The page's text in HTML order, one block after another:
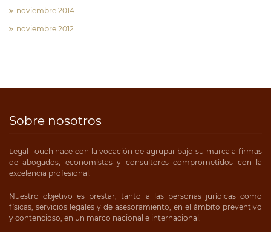
noviembre 2014
noviembre 2012
Sobre nosotros
Legal Touch nace con la vocación de agrupar bajo su marca a firmas
de abogados, economistas y consultores comprometidos con la
excelencia profesional.
Nuestro objetivo es prestar, tanto a las personas jurídicas como
físicas, servicios legales y de asesoramiento, en el ámbito preventivo
y contencioso, en un marco nacional e internacional.